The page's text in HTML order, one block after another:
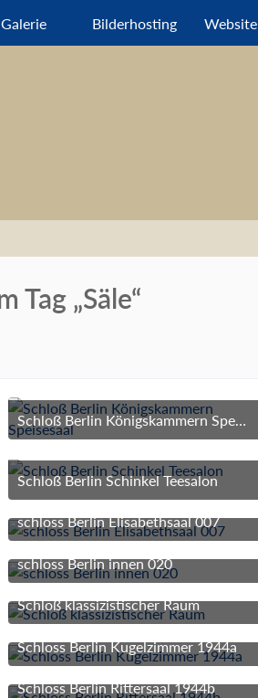
Galerie Bilderhosting Website
Tag „Säle“
Schloß Berlin Königskammern Speisesaal
3. März 2017 um 15:51
Schloß Berlin Schinkel Teesalon
3. März 2017 um 15:51
schloss Berlin Elisabethsaal 007
3. März 2017 um 15:51
schloss Berlin innen 020
3. März 2017 um 15:51
Schloß klassizistischer Raum
3. März 2017 um 15:51
Schloss Berlin Kugelzimmer 1944a
3. März 2017 um 15:51
Schloss Berlin Rittersaal 1944b